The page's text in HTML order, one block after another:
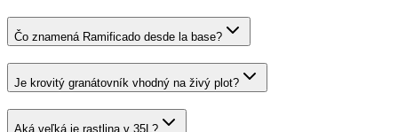
Čo znamená Ramificado desde la base?
Je krovitý granátovník vhodný na živý plot?
Aká veľká je rastlina v 35L?